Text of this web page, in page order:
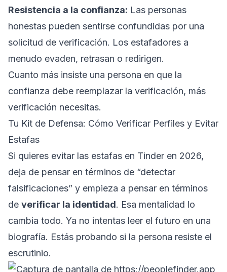
Resistencia a la confianza: Las personas
honestas pueden sentirse confundidas por una
solicitud de verificación. Los estafadores a
menudo evaden, retrasan o redirigen.
Cuanto más insiste una persona en que la
confianza debe reemplazar la verificación, más
verificación necesitas.
Tu Kit de Defensa: Cómo Verificar Perfiles y Evitar
Estafas
Si quieres evitar las estafas en Tinder en 2026,
deja de pensar en términos de “detectar
falsificaciones” y empieza a pensar en términos
de verificar la identidad. Esa mentalidad lo
cambia todo. Ya no intentas leer el futuro en una
biografía. Estás probando si la persona resiste el
escrutinio.